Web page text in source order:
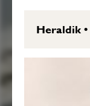
Heraldik•